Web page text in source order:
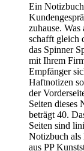
Ein
zuhause.
schafft gleich
das Spinner
mit Ihrem
Empfänger
Haftnotizen
der
Seiten dieses
beträgt 40.
Seiten sind
Notizbuch als
aus PP